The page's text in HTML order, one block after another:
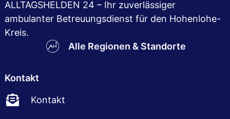
ALLTAGSHELDEN 24 – Ihr zuver­lässiger
ambulanter Betreuungsdienst für den Hohenlohe-
Kreis.
Alle Regionen & Standorte
Kontakt
Kontakt